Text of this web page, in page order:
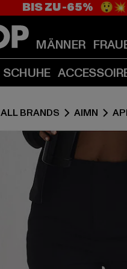
BIS ZU -65%
MÄNNER
SCHUHE
ALL BRANDS AIMN